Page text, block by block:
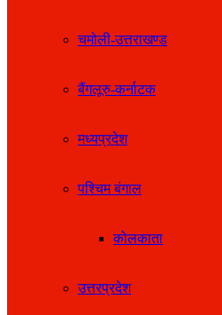
चमोली-उत्तराखण्ड
बैंगलूरु-कर्नाटक
मध्यप्रदेश
पश्चिम बंगाल
कोलकाता
उत्तरप्रदेश